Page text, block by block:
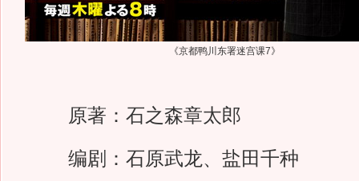
《京都鸭川东署迷宫课7》
原著：石之森章太郎
编剧：石原武龙、盐田千种